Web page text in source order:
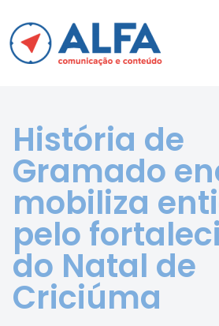
História de
Gramado
mobiliza
pelo
do Natal de
Criciúma